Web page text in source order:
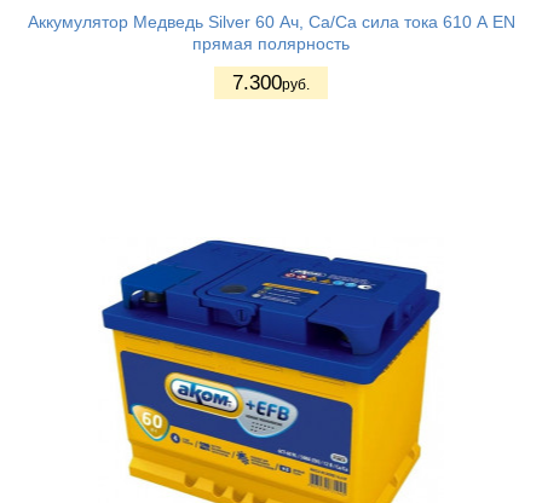
Аккумулятор Медведь Silver 60 Ач, Ca/Ca сила тока 610 А EN
прямая полярность
7.300руб.